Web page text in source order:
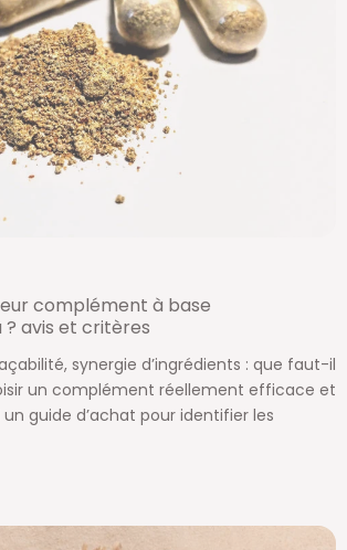
complément à base
? avis et critères
synergie d’ingrédients : que faut-il
un complément réellement efficace et
guide d’achat pour identifier les